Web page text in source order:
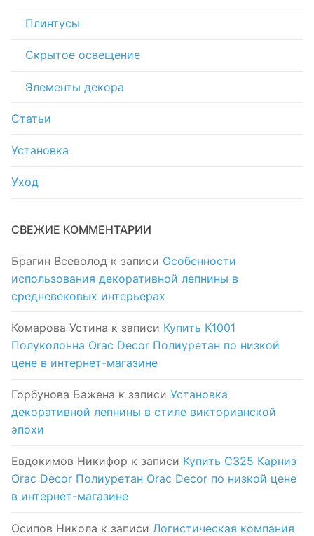
Плинтусы
Скрытое освещение
Элементы декора
Статьи
Установка
Уход
СВЕЖИЕ КОММЕНТАРИИ
Брагин Всеволод к записи Особенности
использования декоративной лепнины в
средневековых интерьерах
Комарова Устина к записи Купить K1001
Полуколонна Orac Decor Полиуретан по низкой
цене в интернет-магазине
Горбунова Бажена к записи Установка
декоративной лепнины в стиле викторианской
эпохи
Евдокимов Никифор к записи Купить C325 Карниз
Orac Decor Полиуретан Orac Decor по низкой цене
в интернет-магазине
Осипов Никола к записи Логистическая компания